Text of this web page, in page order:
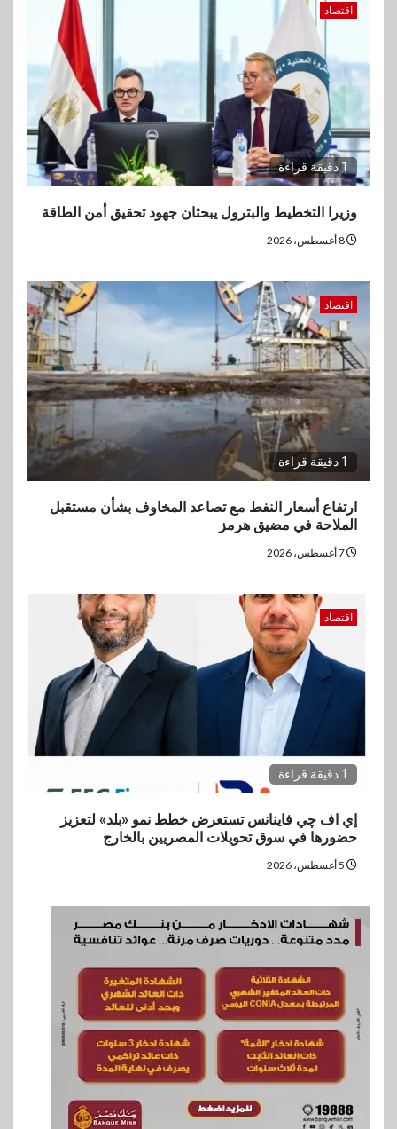
اقتصاد
1 دقيقة قراءة
وزيرا التخطيط والبترول يبحثان جهود تحقيق أمن الطاقة
اقتصاد
1 دقيقة قراءة
ارتفاع أسعار النفط مع تصاعد المخاوف بشأن مستقبل
الملاحة في مضيق هرمز
اقتصاد
1 دقيقة قراءة
إي اف چي فاينانس تستعرض خطط نمو «بلد» لتعزيز
حضورها في سوق تحويلات المصريين بالخارج